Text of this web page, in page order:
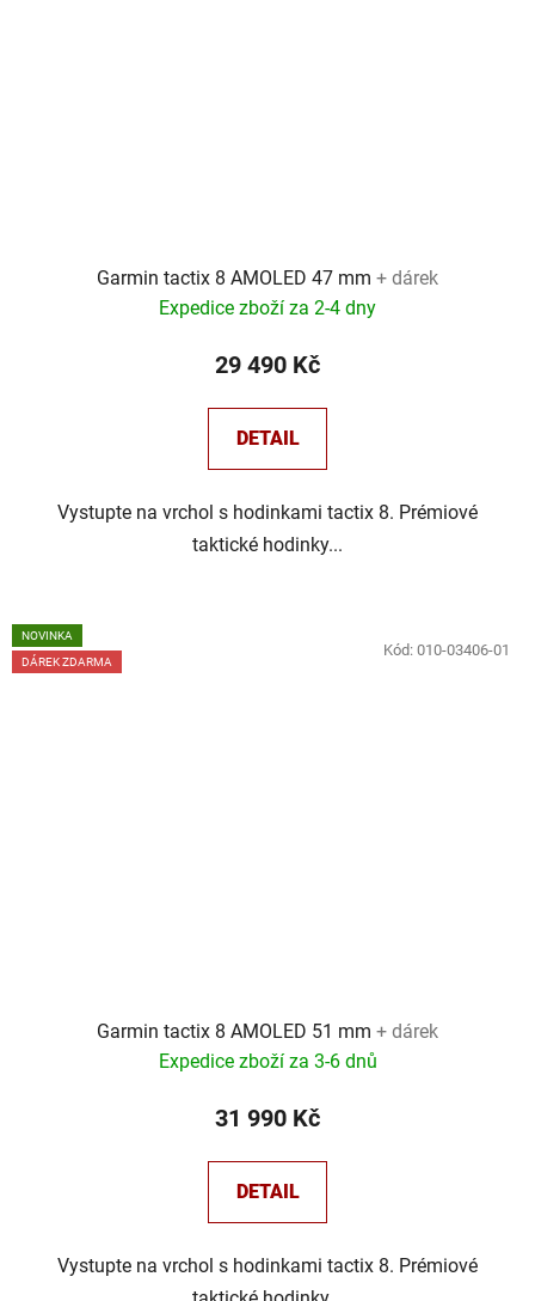
Garmin tactix 8 AMOLED 47 mm + dárek
Expedice zboží za 2-4 dny
29 490 Kč
DETAIL
Vystupte na vrchol s hodinkami tactix 8. Prémiové
taktické hodinky...
NOVINKA
DÁREK ZDARMA
Garmin tactix 8 AMOLED 51 mm + dárek
Expedice zboží za 3-6 dnů
31 990 Kč
DETAIL
Vystupte na vrchol s hodinkami tactix 8. Prémiové
Kód: 010-03406-01